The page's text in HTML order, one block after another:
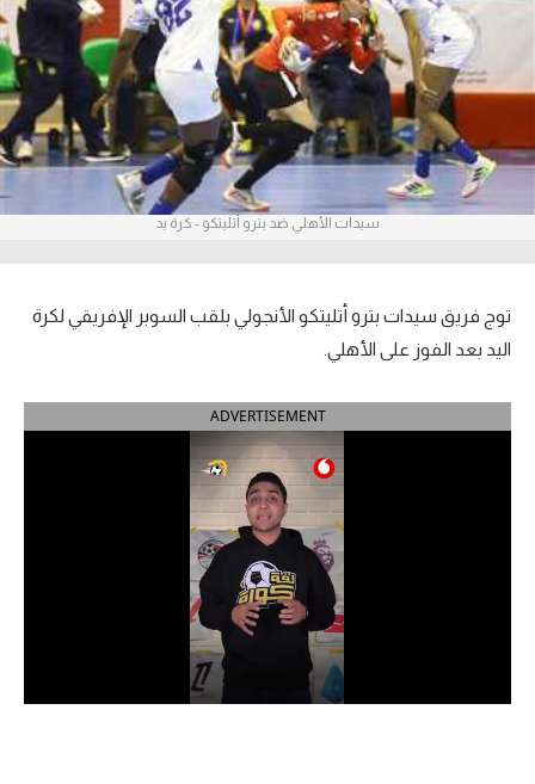
آراء حرة
ركن الألعاب
بطولات
أمريكا 2026
الدوري الإنجليزي الممتاز
الدوري الإسباني
الدوري السعودي للمحترفين
سيدات الأهلي ضد بترو أتليتكو - كرة يد
توج فريق سيدات بترو أتليتكو الأنجولي بلقب السوبر الإفريقي لكرة
اليد بعد الفوز على الأهلي.
ADVERTISEMENT